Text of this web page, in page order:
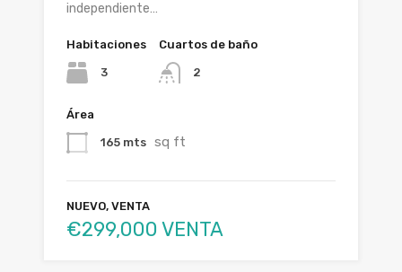
independiente…
Habitaciones
3
Cuartos de baño
2
Área
165 mts sq ft
NUEVO, VENTA
€299,000 VENTA